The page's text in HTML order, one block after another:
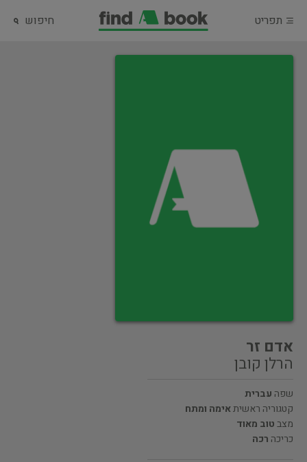
תפריט חיפוש
אדם זר
הרלן קובן
שפה עברית
קטגוריה ראשיתאימה ומתח
מצבטוב מאוד
כריכה רכה